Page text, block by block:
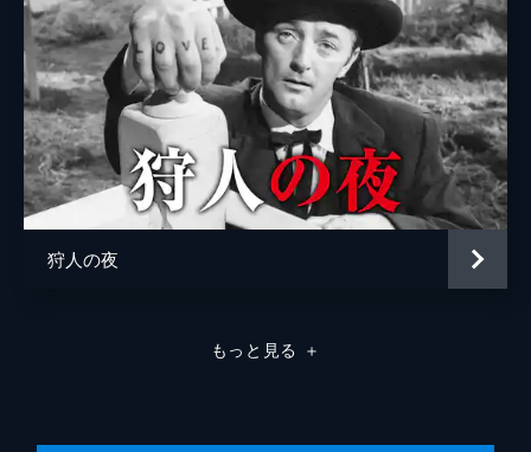
狩人の夜
もっと見る ＋